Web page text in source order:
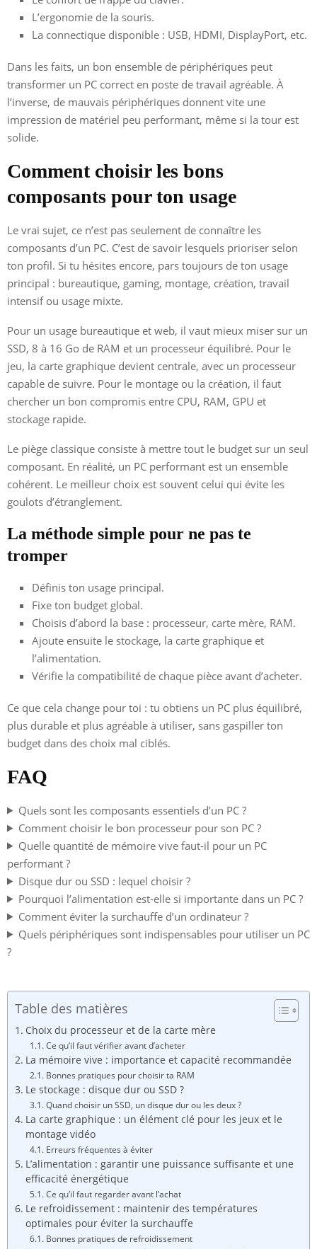
L’ergonomie de la souris.
La connectique disponible : USB, HDMI, DisplayPort, etc.
Dans les faits, un bon ensemble de périphériques peut
transformer un PC correct en poste de travail agréable. À
l’inverse, de mauvais périphériques donnent vite une
impression de matériel peu performant, même si la tour est
solide.
Comment choisir les bons
composants pour ton usage
Le vrai sujet, ce n’est pas seulement de connaître les
composants d’un PC. C’est de savoir lesquels prioriser selon
ton profil. Si tu hésites encore, pars toujours de ton usage
principal : bureautique, gaming, montage, création, travail
intensif ou usage mixte.
Pour un usage bureautique et web, il vaut mieux miser sur un
SSD, 8 à 16 Go de RAM et un processeur équilibré. Pour le
jeu, la carte graphique devient centrale, avec un processeur
capable de suivre. Pour le montage ou la création, il faut
chercher un bon compromis entre CPU, RAM, GPU et
stockage rapide.
Le piège classique consiste à mettre tout le budget sur un seul
composant. En réalité, un PC performant est un ensemble
cohérent. Le meilleur choix est souvent celui qui évite les
goulots d’étranglement.
La méthode simple pour ne pas te
tromper
Définis ton usage principal.
Fixe ton budget global.
Choisis d’abord la base : processeur, carte mère, RAM.
Ajoute ensuite le stockage, la carte graphique et
l’alimentation.
Vérifie la compatibilité de chaque pièce avant d’acheter.
Ce que cela change pour toi : tu obtiens un PC plus équilibré,
plus durable et plus agréable à utiliser, sans gaspiller ton
budget dans des choix mal ciblés.
FAQ
Quels sont les composants essentiels d’un PC ?
Comment choisir le bon processeur pour son PC ?
Quelle quantité de mémoire vive faut-il pour un PC
performant ?
Disque dur ou SSD : lequel choisir ?
Pourquoi l’alimentation est-elle si importante dans un PC ?
Comment éviter la surchauffe d’un ordinateur ?
Quels périphériques sont indispensables pour utiliser un PC
?
Table des matières
Choix du processeur et de la carte mère
Ce qu’il faut vérifier avant d’acheter
La mémoire vive : importance et capacité recommandée
Bonnes pratiques pour choisir ta RAM
Le stockage : disque dur ou SSD ?
Quand choisir un SSD, un disque dur ou les deux ?
La carte graphique : un élément clé pour les jeux et le
montage vidéo
Erreurs fréquentes à éviter
L’alimentation : garantir une puissance suffisante et une
efficacité énergétique
Ce qu’il faut regarder avant l’achat
Le refroidissement : maintenir des températures
optimales pour éviter la surchauffe
Bonnes pratiques de refroidissement